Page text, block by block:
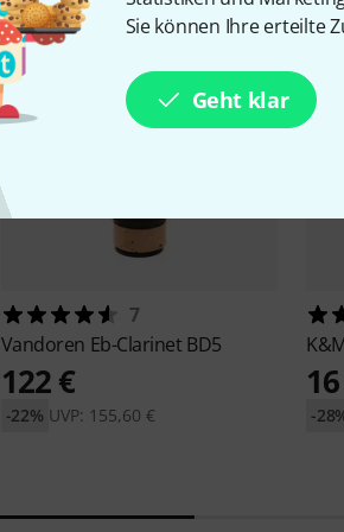
Sie können Ihre erteilte
Geht klar
7
Vandoren Eb-Clarinet BD5
122 €
UVP: 155,60 €
-22% -